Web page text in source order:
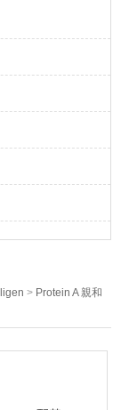
> Protein A 親和